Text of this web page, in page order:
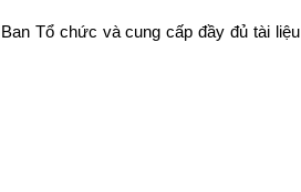
Tổ chức và cung cấp đầy đủ tài